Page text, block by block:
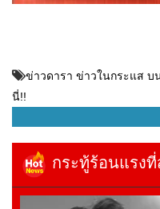
ข่าวดารา ข่าวในกระแส บ
นี่!!
กระทู้ร้อนแรง